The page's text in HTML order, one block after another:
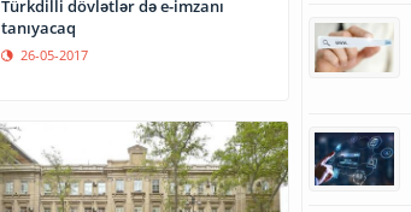
Türkdilli dövlətlər də e-imzanı
tanıyacaq
26-05-2017